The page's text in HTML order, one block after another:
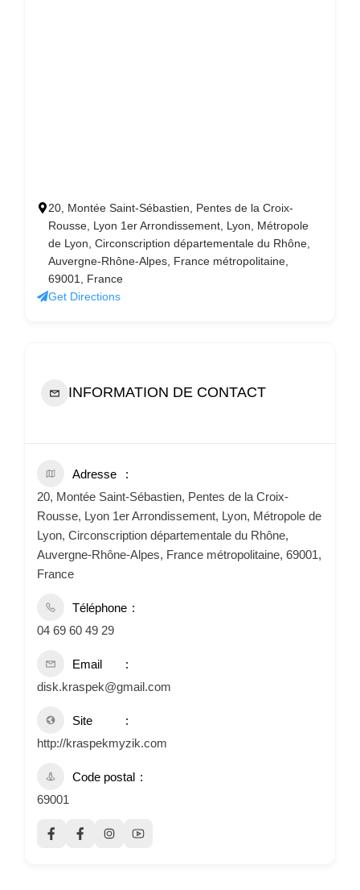
20, Montée Saint-Sébastien, Pentes de la Croix-
Rousse, Lyon 1er Arrondissement, Lyon, Métropole
de Lyon, Circonscription départementale du Rhône,
Auvergne-Rhône-Alpes, France métropolitaine,
69001, France
Get Directions
INFORMATION DE CONTACT
Adresse
20, Montée Saint-Sébastien, Pentes de la Croix-
Rousse, Lyon 1er Arrondissement, Lyon, Métropole de
Lyon, Circonscription départementale du Rhône,
Auvergne-Rhône-Alpes, France métropolitaine, 69001,
France
Téléphone
04 69 60 49 29
Email
disk.kraspek@gmail.com
Site
http://kraspekmyzik.com
Code postal
69001